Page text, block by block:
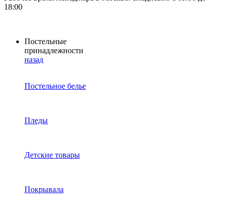
18:00
Постельные
принадлежности
назад
Постельное белье
Пледы
Детские товары
Покрывала